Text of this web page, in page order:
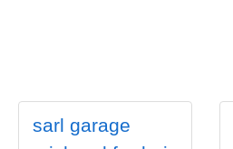
sarl garage